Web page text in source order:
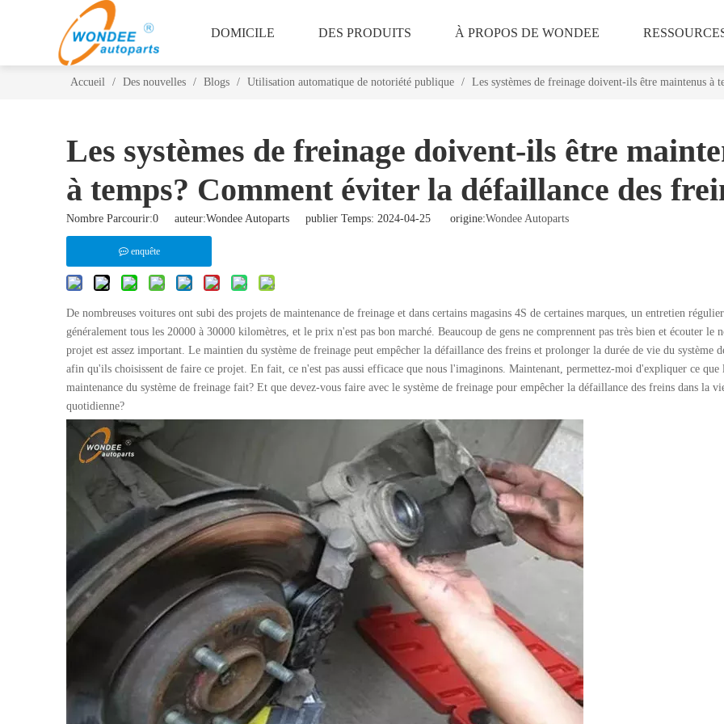
DOMICILE DES PRODUITS À PROPOS DE WONDEE
Accueil / Des nouvelles / Blogs / Utilisation automatique de notoriété publique / Les systèmes de freinage doivent-ils être maintenus à
Les systèmes de freinage doivent-ils être
à temps? Comment éviter la défaillance des
Nombre Parcourir:0 auteur:Wondee Autoparts publier Temps: 2024-04-25 origine:Wondee Autoparts
enquête
De nombreuses voitures ont subi des projets de maintenance de freinage et dans certains magasins 4S de certaines marques, un entretien
généralement tous les 20000 à 30000 kilomètres, et le prix n'est pas bon marché. Beaucoup de gens ne comprennent pas très bien et écouter le
projet est assez important. Le maintien du système de freinage peut empêcher la défaillance des freins et prolonger la durée de vie du système
afin qu'ils choisissent de faire ce projet. En fait, ce n'est pas aussi efficace que nous l'imaginons. Maintenant, permettez-moi d'expliquer ce que
maintenance du système de freinage fait? Et que devez-vous faire avec le système de freinage pour empêcher la défaillance des freins dans la
quotidienne?